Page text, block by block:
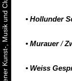
• Hollunder
• Murauer/
• Weiss